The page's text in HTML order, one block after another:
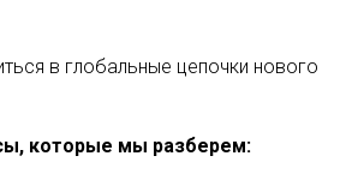
в глобальные цепочки нового
которые мы разберем: